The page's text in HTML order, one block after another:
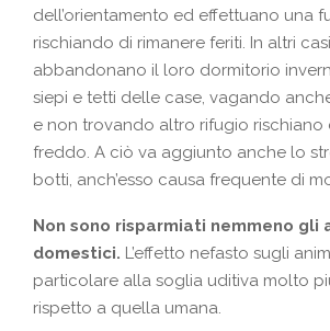
dell’orientamento ed effettuano una
rischiando di rimanere feriti. In altri
abbandonano il loro dormitorio
siepi e tetti delle case, vagando
e non trovando altro rifugio rischiano
freddo. A ciò va aggiunto anche lo
botti, anch’esso causa frequente di
Non sono risparmiati nemmeno gli
domestici. L’effetto nefasto sugli
particolare alla soglia uditiva molto
rispetto a quella umana.